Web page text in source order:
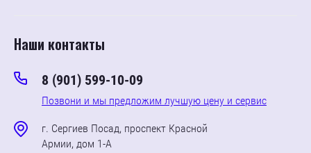
Наши контакты
8 (901) 599-10-09
Позвони и мы предложим лучшую цену и сервис
г. Сергиев Посад, проспект Красной
Армии, дом 1-А